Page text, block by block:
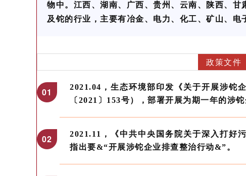
物中。江西、湖南、广西、贵州、云南、陕西、
及铊的行业，主要有冶金、电力、化工、矿山、电
政策文件
01
2021.04，生态环境部印发《关于开展涉铊
〔2021〕153号），部署开展为期一年的涉
02
2021.11，《中共中央国务院关于深入打好
指出要&“开展涉铊企业排查整治行动&”。